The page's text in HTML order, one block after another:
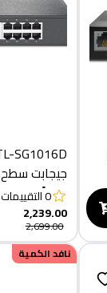
منفذًا
0التقييمات
2,239.00
2,699.00
نافد الكمية